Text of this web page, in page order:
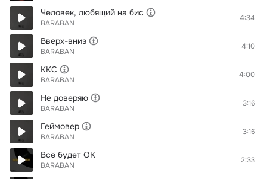
Человек, любящий на бис
BARABAN
4:34
Вверх-вниз
BARABAN
4:10
ККС
BARABAN
4:00
Не доверяю
BARABAN
3:16
Геймовер
BARABAN
3:16
Всё будет ОК
BARABAN
2:33